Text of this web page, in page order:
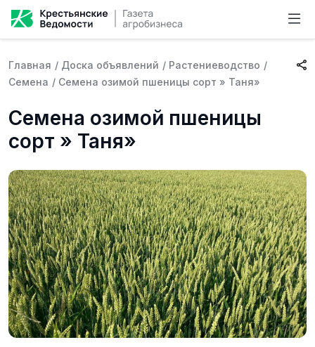
Главная / Доска объявлений / Растениеводство /
Семена / Семена озимой пшеницы сорт » Таня»
Семена озимой пшеницы
сорт » Таня»